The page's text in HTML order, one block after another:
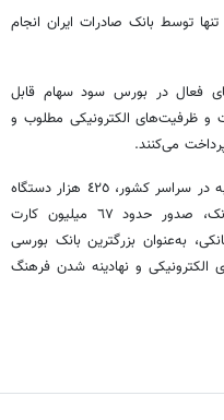
توسط بانک صادرات ایران انجام
فعال در بورس سود سهام قابل
و ظرفیت‌های الکترونیکی مطلوب و
می‌کنند.
گفتنی است بانک صادرات ایران با ٢٤٧٢ شعبه در سراسر کشور، ٤٢٥ هزار دستگاه
پایانه فروش متصل به حساب‌های این بانک، صدور حدود ٦٧ میلیون کارت
به‌عنوان بزرگترین بانک بورسی
الکترونیکی و نهادینه شدن فرهنگ